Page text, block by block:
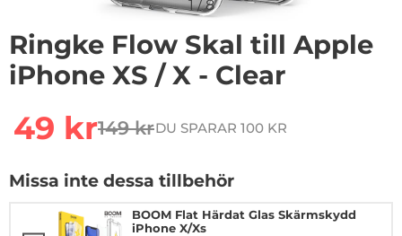
1/8
Ringke Flow Skal till Apple
iPhone XS / X - Clear
rea pris
49 krtidigare pris
149 krDU SPARAR 100 KR
Missa inte dessa tillbehör
BOOM Flat Härdat Glas Skärmskydd
iPhone X/Xs